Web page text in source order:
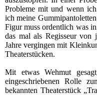
Probleme mit und wenn
ich meine
Figur muss ordentlich was
das mal als Regisseur von
Jahre vergingen mit
Theaterstücken.
Mit etwas Wehmut
eingeschriebenen Rolle
bekannten Theaterstück